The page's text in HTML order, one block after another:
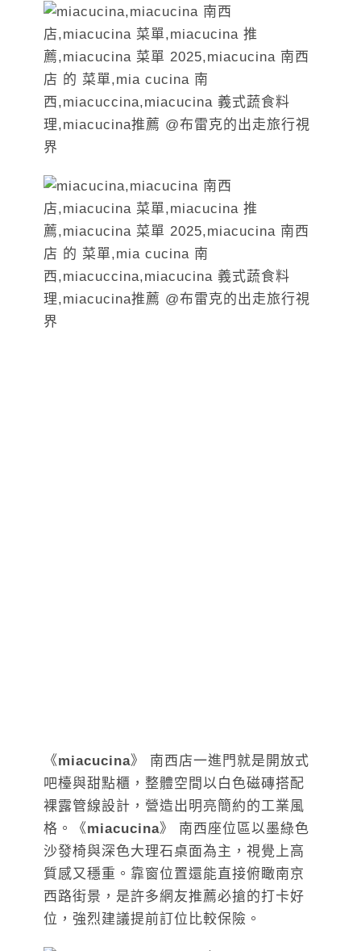
《miacucina》 南西店一進門就是開放式
吧檯與甜點櫃，整體空間以白色磁磚搭配
裸露管線設計，營造出明亮簡約的工業風
格。《miacucina》 南西座位區以墨綠色
沙發椅與深色大理石桌面為主，視覺上高
質感又穩重。靠窗位置還能直接俯瞰南京
西路街景，是許多網友推薦必搶的打卡好
位，強烈建議提前訂位比較保險。